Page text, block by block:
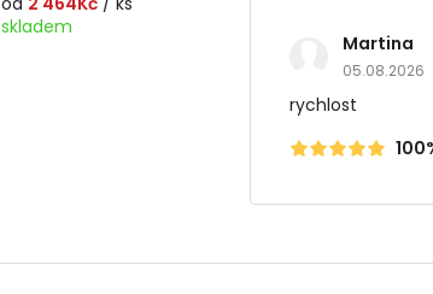
skladem
Martina
05.08.2026
rychlost